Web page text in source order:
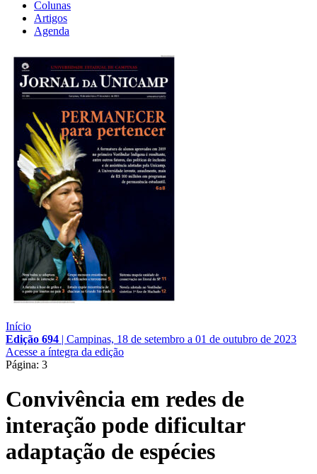
Colunas
Artigos
Agenda
Início
Edição 694 | Campinas, 18 de setembro a 01 de outubro de 2023
Acesse a íntegra da edição
Página: 3
Convivência em redes de
interação pode dificultar
adaptação de espécies